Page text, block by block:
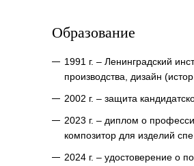
Образование
1991 г. – Ленинградский
производства, дизайн
2002 г. – защита
2023 г. – диплом о
композитор для изделий
2024 г. – удостоверение о